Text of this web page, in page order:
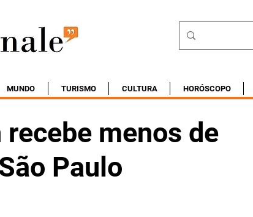
MUNDO TURISMO CULTURA HORÓSCOPO
menos de
Paulo